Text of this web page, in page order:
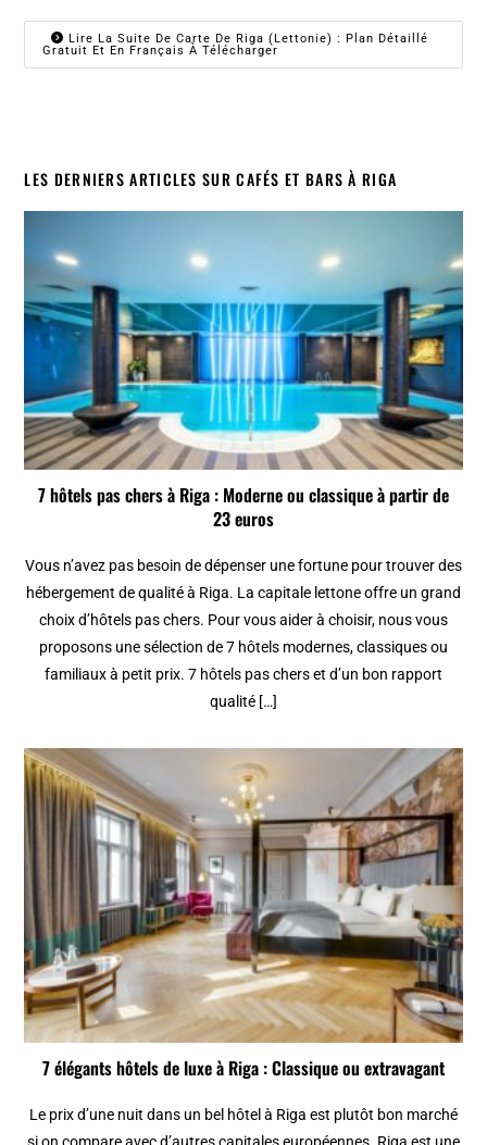
Lire La Suite De Carte De Riga (Lettonie) : Plan Détaillé
Gratuit Et En Français À Télécharger
LES DERNIERS ARTICLES SUR CAFÉS ET BARS À RIGA
7 hôtels pas chers à Riga : Moderne ou classique à partir de
23 euros
Vous n’avez pas besoin de dépenser une fortune pour trouver des
hébergement de qualité à Riga. La capitale lettone offre un grand
choix d’hôtels pas chers. Pour vous aider à choisir, nous vous
proposons une sélection de 7 hôtels modernes, classiques ou
familiaux à petit prix. 7 hôtels pas chers et d’un bon rapport
qualité […]
7 élégants hôtels de luxe à Riga : Classique ou extravagant
Le prix d’une nuit dans un bel hôtel à Riga est plutôt bon marché